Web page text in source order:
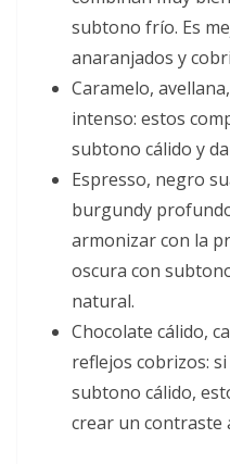
subtono frío. Es
anaranjados y
Caramelo,
intenso: estos
subtono cálido y
Espresso, negro
burgundy
armonizar con la
oscura con
natural.
Chocolate cálido,
reflejos cobrizos:
subtono cálido,
crear un contraste